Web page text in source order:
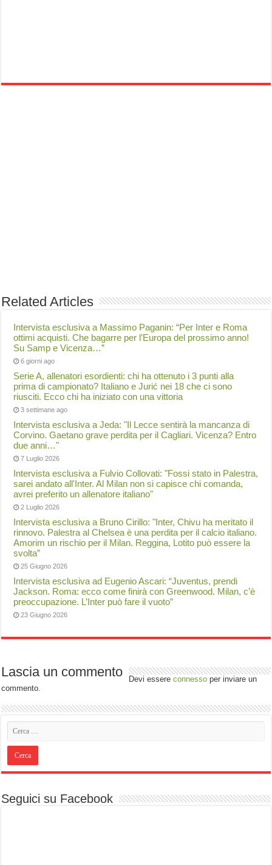
Related Articles
Intervista esclusiva a Massimo Paganin: “Per Inter e Roma
ottimi acquisti. Che bagarre per l’Europa del prossimo anno!
Su Samp e Vicenza…”
6 giorni ago
Serie A, allenatori esordienti: chi ha ottenuto i 3 punti alla
prima di campionato? Italiano e Jurić nei 18 che ci sono
riusciti. Ecco chi ha iniziato con una vittoria
3 settimane ago
Intervista esclusiva a Jeda: "Il Lecce sentirà la mancanza di
Corvino. Gaetano grave perdita per il Cagliari. Vicenza? Entro
due anni…"
7 Luglio 2026
Intervista esclusiva a Fulvio Collovati: "Fossi stato in Palestra,
sarei andato all'Inter. Al Milan non si capisce chi comanda,
avrei preferito un allenatore italiano"
2 Luglio 2026
Intervista esclusiva a Bruno Cirillo: "Inter, Chivu ha meritato il
rinnovo. Palestra al Chelsea è una perdita per il calcio italiano.
Amorim un rischio per il Milan. Reggina, Lotito può essere la
svolta”
25 Giugno 2026
Intervista esclusiva ad Eugenio Ascari: “Juventus, prendi
Jackson. Roma: ecco come finirà con Greenwood. Milan, c’è
preoccupazione. L’Inter può fare il vuoto”
23 Giugno 2026
Lascia un commento Devi essereconnesso per inviare un
commento.
Seguici su Facebook